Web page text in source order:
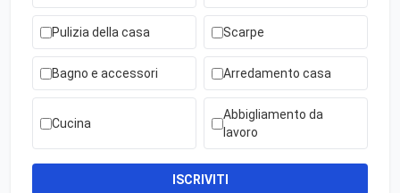
Pulizia della casa Scarpe
Bagno e accessori Arredamento casa
Cucina
Abbigliamento da
lavoro
ISCRIVITI